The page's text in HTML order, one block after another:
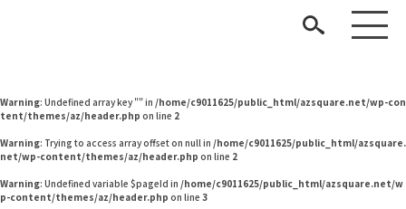
/home/c9011625/public_html/azsquare.net/w
Warning: Undefined array key "" in /home/c9011625/public_html/azsquare.net/wp-con
tent/themes/az/header.php on line 2
Warning: Trying to access array offset on null in /home/c9011625/public_html/azsquare.
net/wp-content/themes/az/header.php on line 2
Warning: Undefined variable $pageId in /home/c9011625/public_html/azsquare.net/w
p-content/themes/az/header.php on line 3
見つける